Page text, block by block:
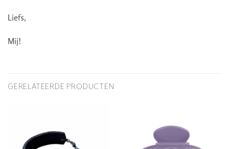
Liefs,
Mij!
GERELATEERDE PRODUCTEN